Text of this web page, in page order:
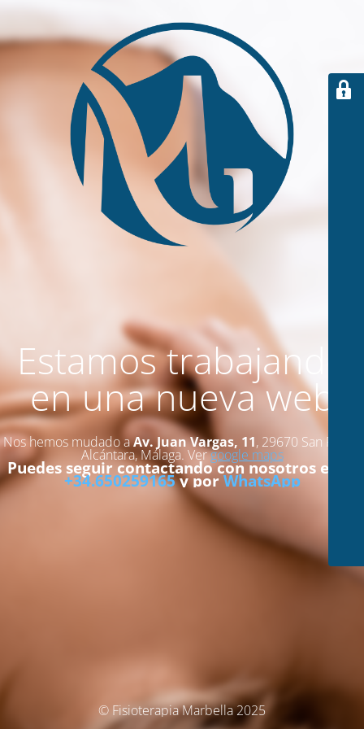
Estamos trabajando
en una nueva web
Nos hemos mudado aAv. Juan Vargas, 11, 29670 San Pedro
Alcántara, Málaga. Vergoogle maps
Puedes seguir contactando con nosotros en el
+34.650259165y porWhatsApp
© Fisioterapia Marbella 2025